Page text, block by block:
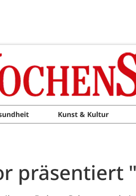
Kunst & Kultur
präsentiert